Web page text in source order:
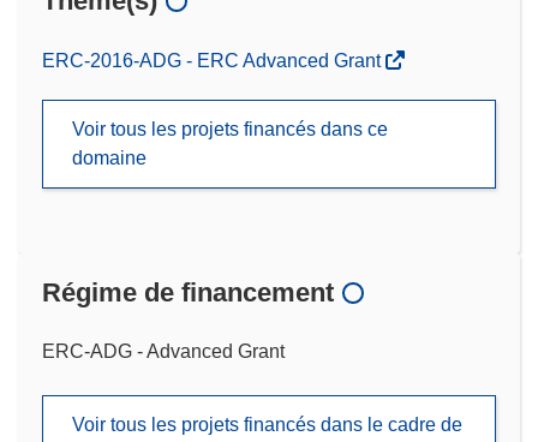
ERC-2016-ADG - ERC Advanced Grant
Voir tous les projets financés dans ce
domaine
Régime de financement
ERC-ADG - Advanced Grant
Voir tous les projets financés dans le cadre de